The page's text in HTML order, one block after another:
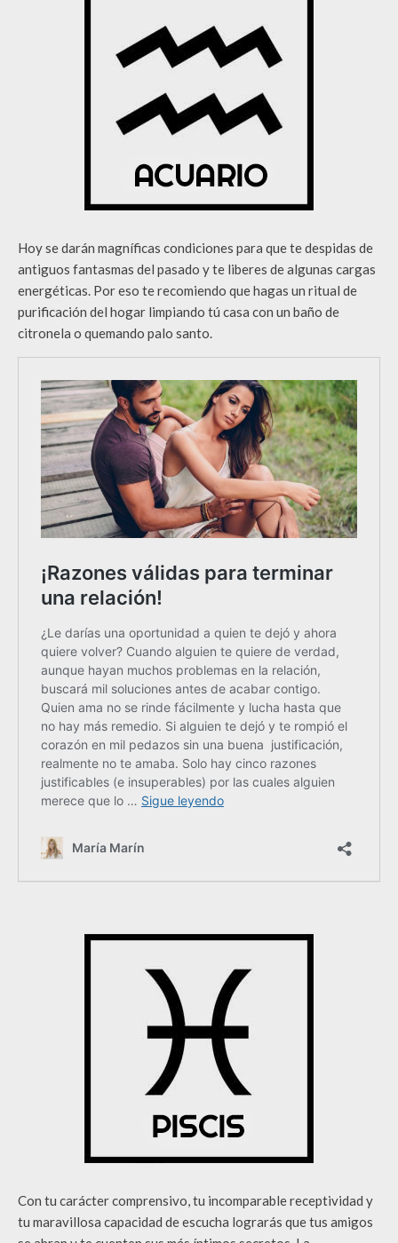
Hoy se darán magníficas condiciones para que te despidas de
antiguos fantasmas del pasado y te liberes de algunas cargas
energéticas. Por eso te recomiendo que hagas un ritual de
purificación del hogar limpiando tú casa con un baño de
citronela o quemando palo santo.
Con tu carácter comprensivo, tu incomparable receptividad y
tu maravillosa capacidad de escucha lograrás que tus amigos